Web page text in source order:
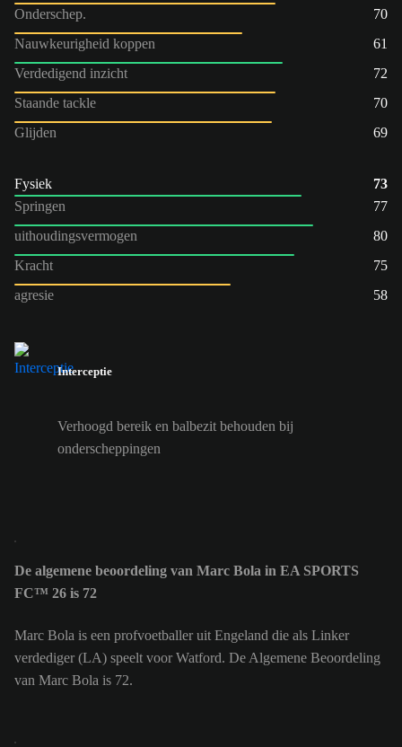
Onderschep.
70
Nauwkeurigheid koppen
61
Verdedigend inzicht
72
Staande tackle
70
Glijden
69
Fysiek
73
Springen
77
uithoudingsvermogen
80
Kracht
75
agresie
58
Interceptie
Verhoogd bereik en balbezit behouden bij
onderscheppingen
De algemene beoordeling van Marc Bola in EA SPORTS
FC™ 26 is 72
Marc Bola is een profvoetballer uit Engeland die als Linker
verdediger (LA) speelt voor Watford. De Algemene Beoordeling
van Marc Bola is 72.